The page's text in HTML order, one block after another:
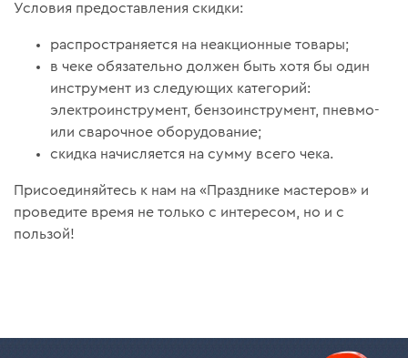
Условия предоставления скидки:
распространяется на неакционные товары;
в чеке обязательно должен быть хотя бы один
инструмент из следующих категорий:
электроинструмент, бензоинструмент, пневмо-
или сварочное оборудование;
скидка начисляется на сумму всего чека.
Присоединяйтесь к нам на «Празднике мастеров» и
проведите время не только с интересом, но и с
пользой!